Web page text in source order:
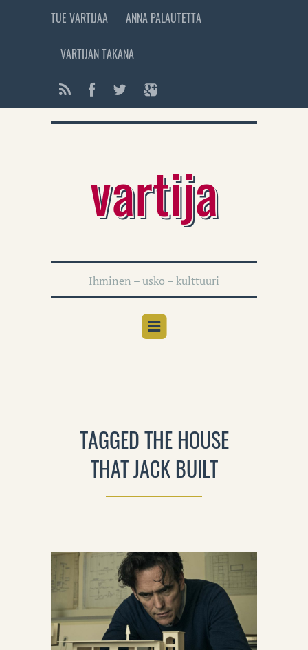
TUE VARTIJAA ANNA PALAUTETTA
VARTIJAN TAKANA
vartija
Ihminen – usko – kulttuuri
TAGGED THE HOUSE
THAT JACK BUILT